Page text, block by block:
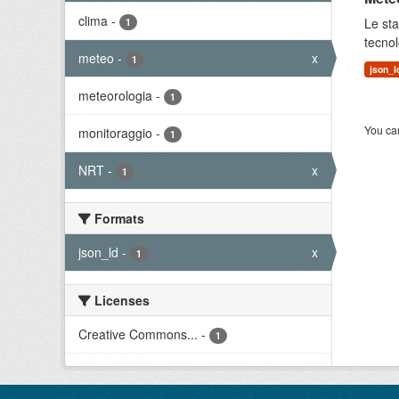
clima - 1
meteo - 1 x
meteorologia - 1
monitoraggio - 1
NRT - 1 x
Formats
json_ld - 1 x
Licenses
Creative Commons... - 1
Le
You